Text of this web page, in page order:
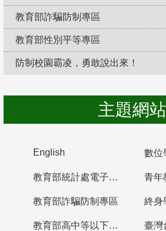
教育部詐騙防制專區
教育部性別平等專區
防制校園霸凌，勇敢說出來！
主題網站
English 數位
教育部統計處電子書櫃
教育部詐騙防制專區 終身
教育部高中等以下學校及幼兒園教師資格檢定考試